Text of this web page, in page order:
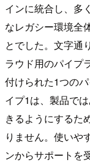
インに統合し、多
なレガシー環境全
とでした。文字通
ラウド用のパイプ
付けられた1つの
イプ1は、製品で
きるようにするた
りません。使いや
ンからサポートを